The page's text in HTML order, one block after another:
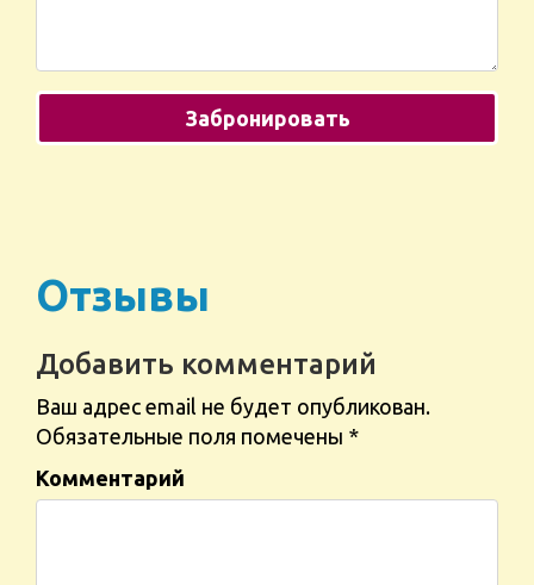
Отзывы
Добавить комментарий
Ваш адрес email не будет опубликован.
Обязательные поля помечены *
Комментарий